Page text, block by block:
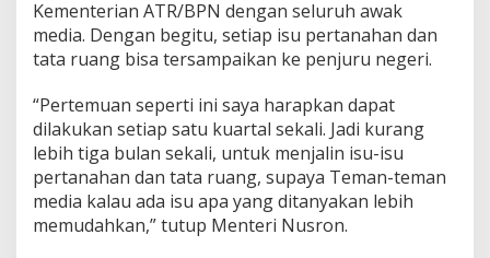
r
i
a
n
i
Kementerian ATR/BPN dengan seluruh awak
media. Dengan begitu, setiap isu pertanahan dan
tata ruang bisa tersampaikan ke penjuru negeri.
“Pertemuan seperti ini saya harapkan dapat
dilakukan setiap satu kuartal sekali. Jadi kurang
lebih tiga bulan sekali, untuk menjalin isu-isu
pertanahan dan tata ruang, supaya Teman-teman
media kalau ada isu apa yang ditanyakan lebih
memudahkan,” tutup Menteri Nusron.